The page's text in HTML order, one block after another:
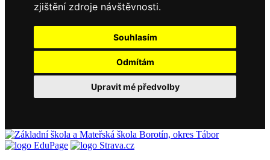
zjištění zdroje návštěvnosti.
Souhlasím
Odmítám
Upravit mé předvolby